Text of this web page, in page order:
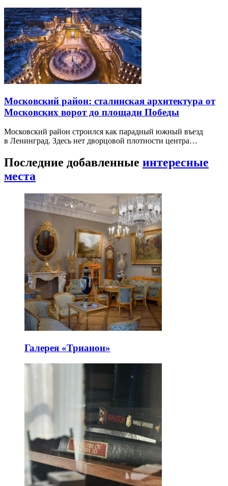
Московский район: сталинская архитектура от
Московских ворот до площади Победы
Московский район строился как парадный южный въезд
в Ленинград. Здесь нет дворцовой плотности центра…
Последние добавленные интересные
места
Галерея «Трианон»